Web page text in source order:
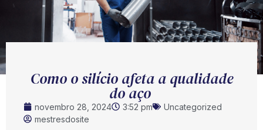
Como o silício afeta a qualidade
do aço
novembro 28, 2024 3:52 pm
Uncategorized
mestresdosite